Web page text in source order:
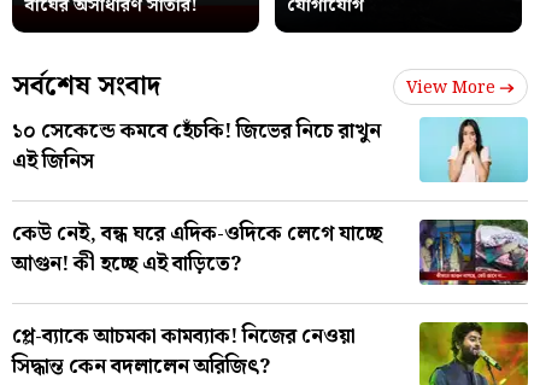
সর্বশেষ সংবাদ View More
১০ সেকেন্ডে কমবে হেঁচকি! জিভের নিচে রাখুন
এই জিনিস
কেউ নেই, বন্ধ ঘরে এদিক-ওদিকে লেগে যাচ্ছে
আগুন! কী হচ্ছে এই বাড়িতে?
প্লে-ব্যাকে আচমকা কামব্যাক! নিজের নেওয়া
সিদ্ধান্ত কেন বদলালেন অরিজিৎ?